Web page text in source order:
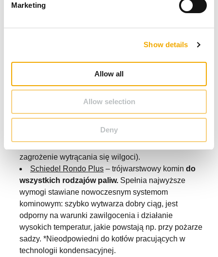
Marketing
Show details
Allow all
Allow selection
Deny
Kominy ceramiczne to konieczność w domach, w
których są systemy grzewcze: piece, kotły i kominki.
nie ma komina uniwersalnego. Kominy posiadają różne
specyfikacje, są dedykowane do różnych typów paliw.
Ale mają jedną wspólną cechę – są wykonane z
ceramiki, która jest świetnym materiałem ze względu na
grzewczych na paliwa stałe,
zagrożenie wytrącania się wilgoci).
Schiedel Rondo Plus – trójwarstwowy komin do
wszystkich rodzajów paliw. Spełnia najwyższe
wymogi stawiane nowoczesnym systemom
kominowym: szybko wytwarza dobry ciąg, jest
odporny na warunki zawilgocenia i działanie
wysokich temperatur, jakie powstają np. przy pożarze
sadzy. *Nieodpowiedni do kotłów pracujących w
technologii kondensacyjnej.